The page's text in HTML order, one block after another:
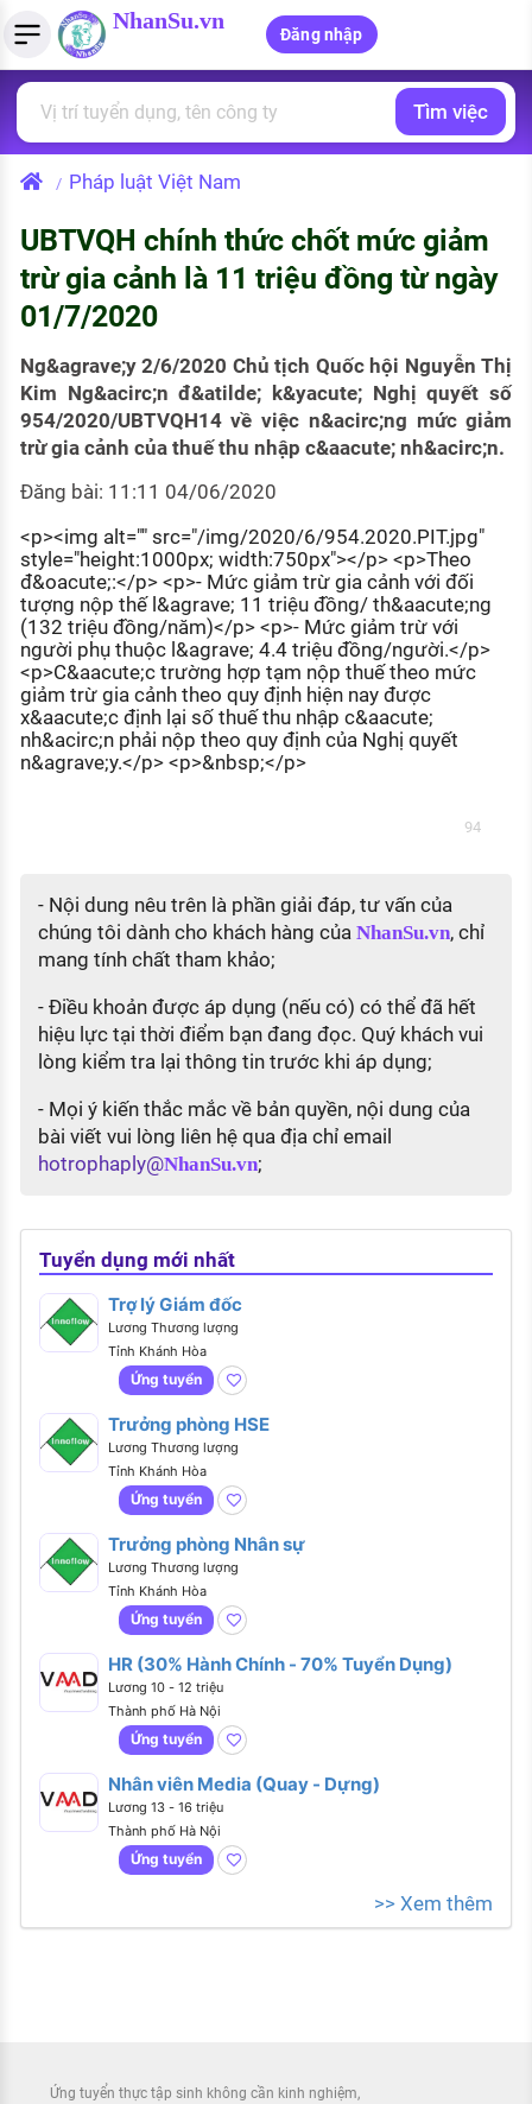
NhanSu.vn
Đăng nhập
Tìm việc làm
Việc làm ngành luật
Việc làm lương cao
Việc làm tốt nhất
CÔNG TY
Danh sách nhà tuyển dụng
Nhà tuyển dụng hàng đầu
Quản lý CV
Tải CV lên
Tạo CV trực tuyến
MẪU CV THEO STYLE
Mẫu CV đơn giản
Mẫu CV hiện đại
Tính lương Gross - Net
Tính thuế thu nhập cá nhân
Tính trợ cấp thất nghiệp
PHÁP LUẬT VIỆT NAM
Văn bản pháp luật
PHÁP LUẬT LAO ĐỘNG
Lao động và tiền lương
Thuế thu nhập
Hồ sơ biểu mẫu
Chính sách lao động
KHÁM PHÁ NGHỀ NGHIỆP
Tử vi nghề nghiệp
Kỹ năng nghề nghiệp
HƯỚNG NGHIỆP VIỆC LÀM
Đặc trưng từng nghề
Xu hướng việc làm
Tìm việc
/ Pháp luật Việt Nam
UBTVQH chính thức chốt mức giảm
trừ gia cảnh là 11 triệu đồng từ ngày
01/7/2020
Ng&agrave;y 2/6/2020 Chủ tịch Quốc hội Nguyễn Thị
Kim Ng&acirc;n đ&atilde; k&yacute; Nghị quyết số
954/2020/UBTVQH14 về việc n&acirc;ng mức giảm
trừ gia cảnh của thuế thu nhập c&aacute; nh&acirc;n.
Đăng bài: 11:11 04/06/2020
<p><img alt="" src="/img/2020/6/954.2020.PIT.jpg"
style="height:1000px; width:750px"></p> <p>Theo
đ&oacute;:</p> <p>- Mức giảm trừ gia cảnh với đối
tượng nộp thế l&agrave; 11 triệu đồng/ th&aacute;ng
(132 triệu đồng/năm)</p> <p>- Mức giảm trừ với
người phụ thuộc l&agrave; 4.4 triệu đồng/người.</p>
<p>C&aacute;c trường hợp tạm nộp thuế theo mức
giảm trừ gia cảnh theo quy định hiện nay được
x&aacute;c định lại số thuế thu nhập c&aacute;
nh&acirc;n phải nộp theo quy định của Nghị quyết
n&agrave;y.</p> <p>&nbsp;</p>
94
- Nội dung nêu trên là phần giải đáp, tư vấn của
chúng tôi dành cho khách hàng của NhanSu.vn, chỉ
mang tính chất tham khảo;
- Điều khoản được áp dụng (nếu có) có thể đã hết
hiệu lực tại thời điểm bạn đang đọc. Quý khách vui
lòng kiểm tra lại thông tin trước khi áp dụng;
- Mọi ý kiến thắc mắc về bản quyền, nội dung của
bài viết vui lòng liên hệ qua địa chỉ email
hotrophaply@NhanSu.vn;
Tuyển dụng mới nhất
Trợ lý Giám đốc
Lương Thương lượng
Tỉnh Khánh Hòa
Ứng tuyển
Trưởng phòng HSE
Lương Thương lượng
Tỉnh Khánh Hòa
Ứng tuyển
Trưởng phòng Nhân sự
Lương Thương lượng
Tỉnh Khánh Hòa
Ứng tuyển
HR (30% Hành Chính - 70% Tuyển Dụng)
Lương 10 - 12 triệu
Thành phố Hà Nội
Ứng tuyển
Nhân viên Media (Quay - Dựng)
Lương 13 - 16 triệu
Thành phố Hà Nội
Ứng tuyển
>> Xem thêm
Ứng tuyển thực tập sinh không cần kinh nghiệm